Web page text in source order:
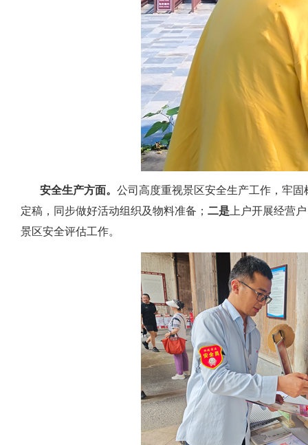
安全生产方面。 公司高度重视景区安全生产工作，牢
定稿，同步做好活动组织及物料准备； 二是上户开展经营
景区安全评估工作。